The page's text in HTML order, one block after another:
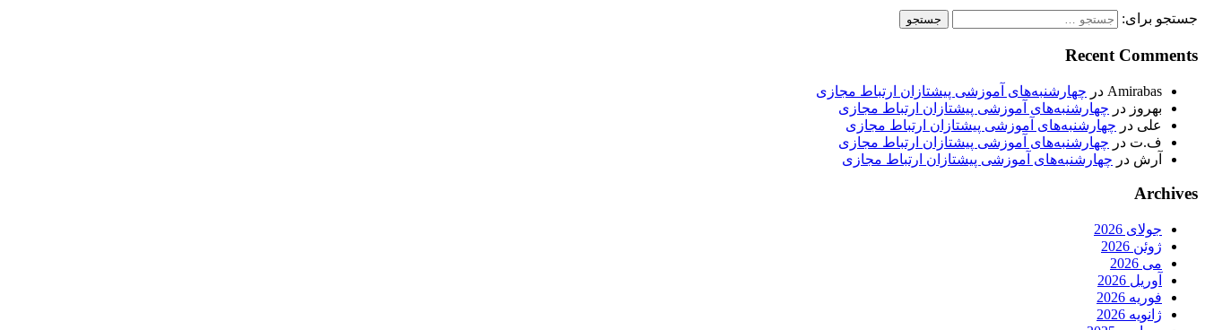
جستجو برای:
Recent Comments
Amirabas در چهارشنبه‌های آموزشی پیشتازان ارتباط مجازی
بهروز در چهارشنبه‌های آموزشی پیشتازان ارتباط مجازی
علی در چهارشنبه‌های آموزشی پیشتازان ارتباط مجازی
ف.ت در چهارشنبه‌های آموزشی پیشتازان ارتباط مجازی
آرش در چهارشنبه‌های آموزشی پیشتازان ارتباط مجازی
Archives
جولای 2026
ژوئن 2026
می 2026
آوریل 2026
فوریه 2026
ژانویه 2026